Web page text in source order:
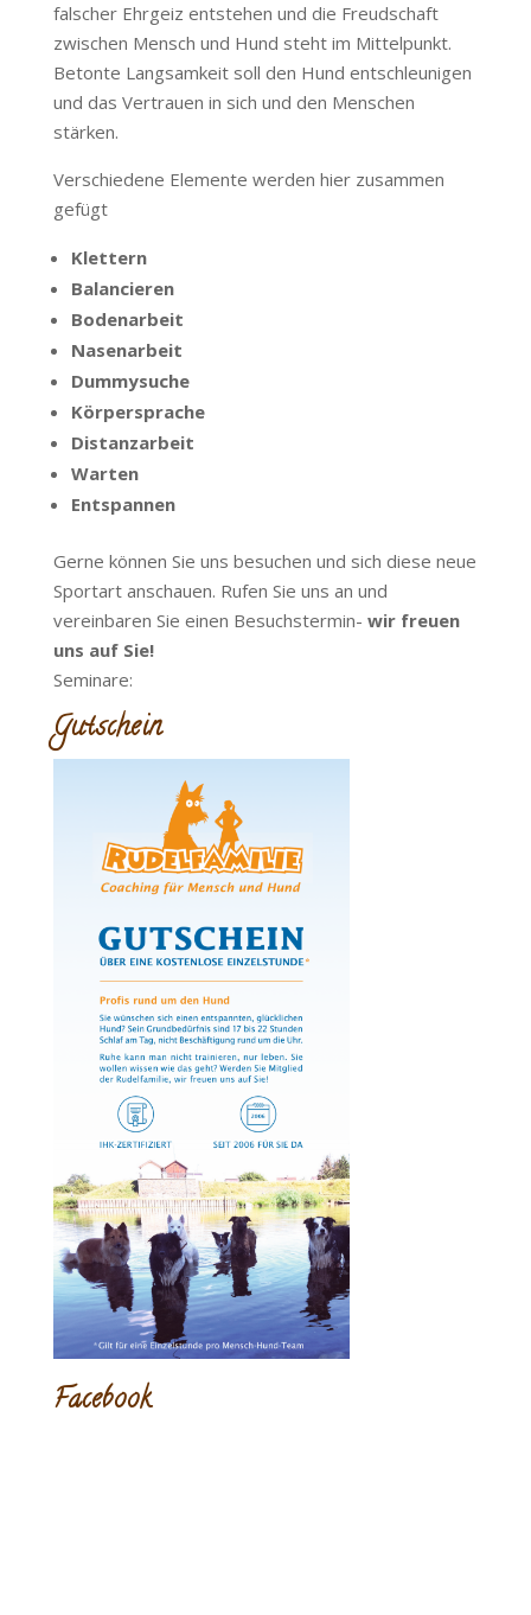
falscher Ehrgeiz entstehen und die Freudschaft
zwischen Mensch und Hund steht im Mittelpunkt.
Betonte Langsamkeit soll den Hund entschleunigen
und das Vertrauen in sich und den Menschen
stärken.
Verschiedene Elemente werden hier zusammen
gefügt
Klettern
Balancieren
Bodenarbeit
Nasenarbeit
Dummysuche
Körpersprache
Distanzarbeit
Warten
Entspannen
Gerne können Sie uns besuchen und sich diese neue
Sportart anschauen. Rufen Sie uns an und
vereinbaren Sie einen Besuchstermin- wir freuen
uns auf Sie!
Seminare:
Gutschein
Facebook